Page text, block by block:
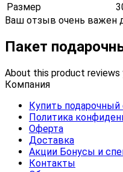
Размер
Ваш отзыв очень важен
Пакет
About this product
Компания
Купить подарочный
Политика
Оферта
Доставка
Акции Бонусы и
Контакты